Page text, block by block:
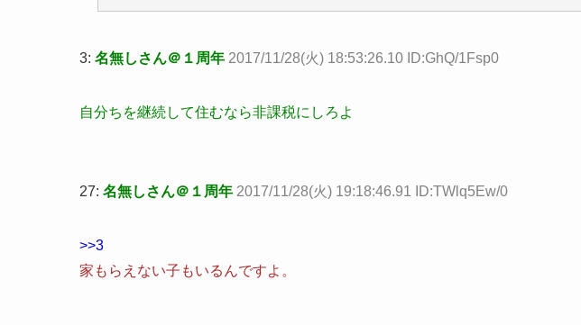
3: 名無しさん＠１周年 2017/11/28(火) 18:53:26.10 ID:GhQ/1Fsp0
自分ちを継続して住むなら非課税にしろよ
27: 名無しさん＠１周年 2017/11/28(火) 19:18:46.91 ID:TWlq5Ew/0
>>3
家もらえない子もいるんですよ。